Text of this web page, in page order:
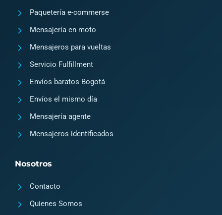
m
Paquetería e-commerse
Mensajería en moto
Mensajeros para vueltas
Servicio Fulfillment
Envíos baratos Bogotá
Envíos el mismo día
Mensajería agente
Mensajeros identificados
Nosotros
Contacto
Quienes Somos